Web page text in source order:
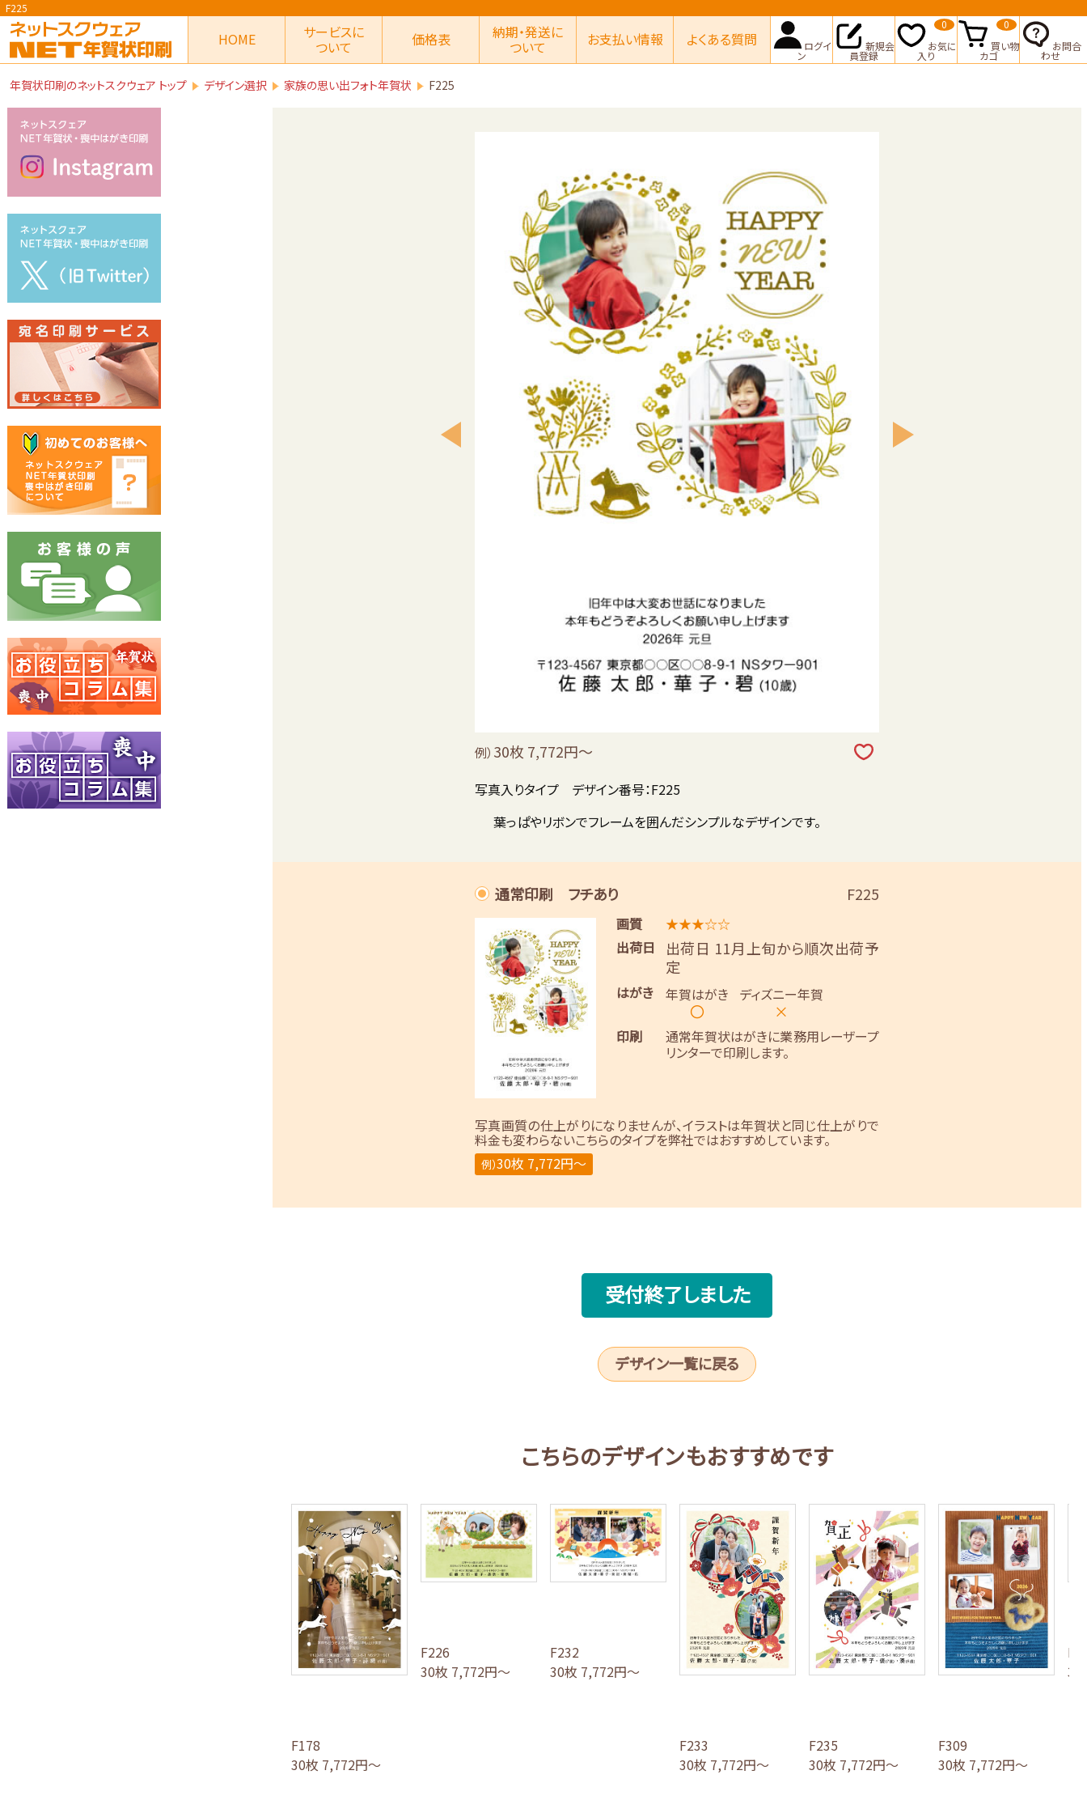
F225
HOME サービスに
ついて 価格表 納期・発送に
ついて お支払い情報 よくある質問 ログイ
ン
新規会
員登録
お気に
入り
0
買い物
カゴ
0
お問合
わせ
年賀状印刷のネットスクウェア トップ デザイン選択 家族の思い出フォト年賀状 F225
例） 30枚 7,772円～
写真入りタイプ デザイン番号：F225
葉っぱやリボンでフレームを囲んだシンプルなデザインです。
通常印刷 フチあり F225
画質
★★★☆☆
出荷日
出荷日 11月上旬から順次出荷予
定
はがき 年賀はがき
〇
ディズニー年賀
×
印刷
通常年賀状はがきに業務用レーザープ
リンターで印刷します。
写真画質の仕上がりになりませんが、イラストは年賀状と同じ仕上がりで
料金も変わらないこちらのタイプを弊社ではおすすめしています。
例）30枚 7,772円～
受付終了しました
デザイン一覧に戻る
こちらのデザインもおすすめです
F178
30枚 7,772円～
F226
30枚 7,772円～
F232
30枚 7,772円～
F233
30枚 7,772円～
F235
30枚 7,772円～
F309
30枚 7,772円～
30